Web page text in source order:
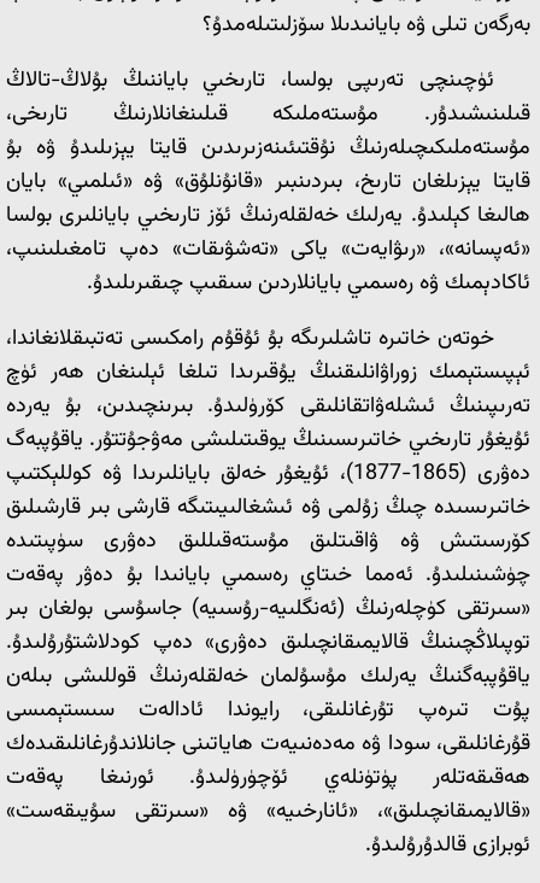
بەرگەن تىلى ۋە بايانىدىلا سۆزلىتىلەمدۇ؟
ئۈچىنچى تەرىپى بولسا، تارىخىي باياننىڭ بۇلاڭ-تالاڭ
قىلىنىشىدۇر. مۇستەملىكە قىلىنغانلارنىڭ تارىخى،
مۇستەملىكىچىلەرنىڭ نۇقتىئىنەزىرىدىن قايتا يېزىلىدۇ ۋە بۇ
قايتا يېزىلغان تارىخ، بىردىنبىر «قانۇنلۇق» ۋە «ئ‍ىلمىي» بايان
ھالىغا كېلىدۇ. يەرلىك خەلقلەرنىڭ ئۆز تارىخىي بايانلىرى بولسا
«ئەپسانە»، «رىۋايەت» ياكى «تەشۋىقات» دەپ تامغىلىنىپ،
ئاكادېمىك ۋە رەسمىي بايانلاردىن سىقىپ چىقىرىلىدۇ.
خوتەن خاتىرە تاشلىرىگە بۇ ئۇقۇم رامكىسى تەتبىقلانغاندا،
ئېپىستېمىك زوراۋانلىقنىڭ يۇقىرىدا تىلغا ئېلىنغان ھەر ئۈچ
تەرىپىنىڭ ئىشلەۋاتقانلىقى كۆرۈلىدۇ. بىرىنچىدىن، بۇ يەردە
ئۇيغۇر تارىخىي خاتىرىسىنىڭ يوقىتىلىشى مەۋجۇتتۇر. ياقۇپبەگ
دەۋرى (1865-1877)، ئۇيغۇر خەلق بايانلىرىدا ۋە كوللېكتىپ
خاتىرىسىدە چىڭ زۇلمى ۋە ئىشغالىيىتىگە قارشى بىر قارشىلىق
كۆرسىتىش ۋە ۋاقىتلىق مۇستەقىللىق دەۋرى سۈپىتىدە
چۈشىنىلىدۇ. ئەمما خىتاي رەسمىي بايانىدا بۇ دەۋر پەقەت
«سىرتقى كۈچلەرنىڭ (ئەنگلىيە-رۇسىيە) جاسۇسى بولغان بىر
توپىلاڭچىنىڭ قالايمىقانچىلىق دەۋرى» دەپ كودلاشتۇرۇلىدۇ.
ياقۇپبەگنىڭ يەرلىك مۇسۇلمان خەلقلەرنىڭ قوللىشى بىلەن
پۇت تىرەپ تۇرغانلىقى، رايوندا ئادالەت سىستېمىسى
قۇرغانلىقى، سودا ۋە مەدەنىيەت ھاياتىنى جانلاندۇرغانلىقىدەك
ھەقىقەتلەر پۈتۈنلەي ئۆچۈرۈلىدۇ. ئورنىغا پەقەت
«قالايمىقانچىلىق»، «ئانارخىيە» ۋە «سىرتقى سۇيىقەست»
ئوبرازى قالدۇرۇلىدۇ.